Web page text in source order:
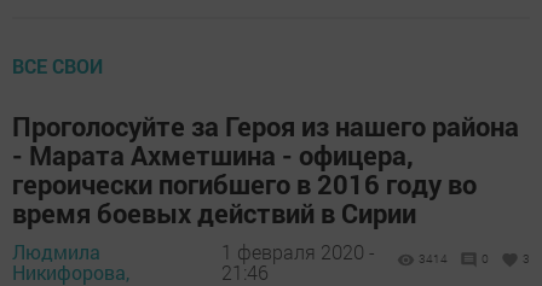
ВСЕ СВОИ
Проголосуйте за Героя из нашего района
- Марата Ахметшина - офицера,
героически погибшего в 2016 году во
время боевых действий в Сирии
Людмила
Никифорова,
1 февраля 2020 -
21:46
3414 0 3